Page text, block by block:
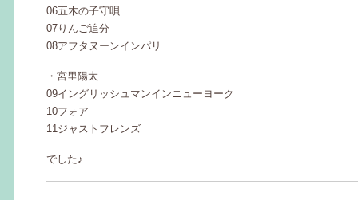
06五木の子守唄
07りんご追分
08アフタヌーンインパリ
・宮里陽太
09イングリッシュマンインニューヨーク
10フォア
11ジャストフレンズ
でした♪